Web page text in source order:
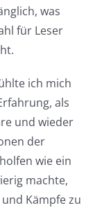
was
für Leser
ich mich
als
und wieder
der
wie ein
machte,
Kämpfe zu